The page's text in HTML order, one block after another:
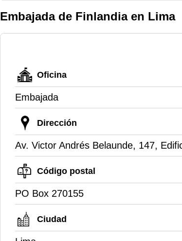
Embajada de Finlandia en Lima
Oficina
Embajada
Dirección
Av. Victor Andrés Belaunde, 147,
Código postal
PO Box 270155
Ciudad